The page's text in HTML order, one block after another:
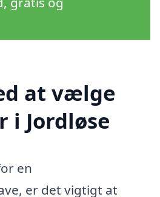
at vælge
i Jordløse
en
er det vigtigt at